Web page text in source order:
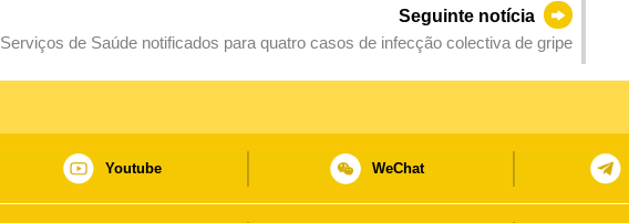
Seguinte notícia
Serviços de Saúde notificados para quatro casos de infecção colectiva de gripe
Youtube WeChat